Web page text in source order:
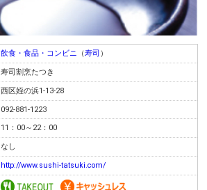
飲食・食品・コンビニ （寿司 ）
寿司割烹たつき
西区姪の浜1-13-28
092-881-1223
11：00～22：00
なし
http://www.sushi-tatsuki.com/